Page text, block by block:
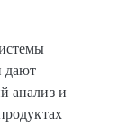
дают
анализ и